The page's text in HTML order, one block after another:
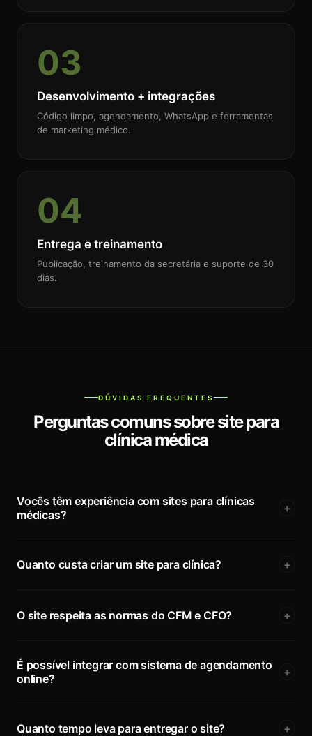
03
Desenvolvimento + integrações
Código limpo, agendamento, WhatsApp e ferramentas
de marketing médico.
04
Entrega e treinamento
Publicação, treinamento da secretária e suporte de 30
dias.
DÚVIDAS FREQUENTES
Perguntas comuns sobre site para
clínica médica
Vocês têm experiência com sites para clínicas
médicas?
+
Quanto custa criar um site para clínica? +
O site respeita as normas do CFM e CFO? +
É possível integrar com sistema de agendamento
online?
+
Quanto tempo leva para entregar o site? +